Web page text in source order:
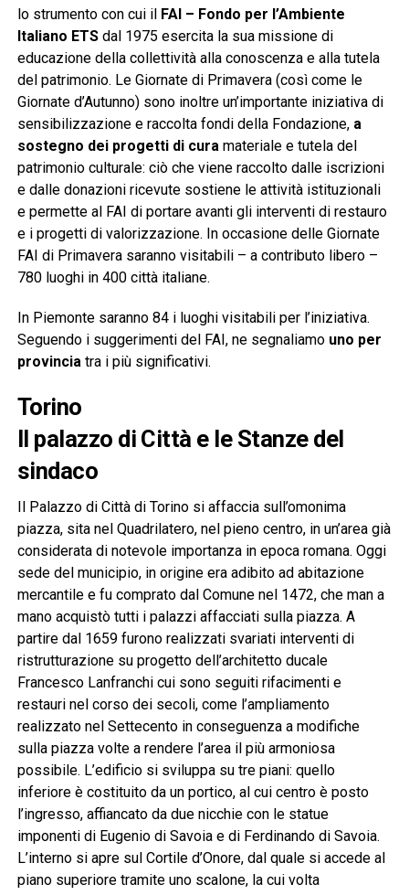
lo strumento con cui il FAI – Fondo per l’Ambiente
Italiano ETSdal 1975 esercita la sua missione di
educazione della collettività alla conoscenza e alla tutela
del patrimonio. Le Giornate di Primavera (così come le
Giornate d’Autunno) sono inoltre un’importante iniziativa di
sensibilizzazione e raccolta fondi della Fondazione, a
sostegno dei progetti di cura materiale e tutela del
patrimonio culturale: ciò che viene raccolto dalle iscrizioni
e dalle donazioni ricevute sostiene le attività istituzionali
e permette al FAI di portare avanti gli interventi di restauro
e i progetti di valorizzazione. In occasione delle Giornate
FAI di Primavera saranno visitabili – a contributo libero –
780 luoghi in 400 città italiane.
In Piemonte saranno 84 i luoghi visitabili per l’iniziativa.
Seguendo i suggerimenti del FAI, ne segnaliamo uno per
provincia tra i più significativi.
Torino
Il palazzo di Città e le Stanze del
sindaco
Il Palazzo di Città di Torino si affaccia sull’omonima
piazza, sita nel Quadrilatero, nel pieno centro, in un’area già
considerata di notevole importanza in epoca romana. Oggi
sede del municipio, in origine era adibito ad abitazione
mercantile e fu comprato dal Comune nel 1472, che man a
mano acquistò tutti i palazzi affacciati sulla piazza. A
partire dal 1659 furono realizzati svariati interventi di
ristrutturazione su progetto dell’architetto ducale
Francesco Lanfranchi cui sono seguiti rifacimenti e
restauri nel corso dei secoli, come l’ampliamento
realizzato nel Settecento in conseguenza a modifiche
sulla piazza volte a rendere l’area il più armoniosa
possibile. L’edificio si sviluppa su tre piani: quello
inferiore è costituito da un portico, al cui centro è posto
l’ingresso, affiancato da due nicchie con le statue
imponenti di Eugenio di Savoia e di Ferdinando di Savoia.
L’interno si apre sul Cortile d’Onore, dal quale si accede al
piano superiore tramite uno scalone, la cui volta